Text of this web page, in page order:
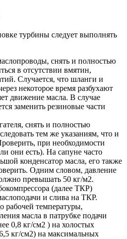
турбины следует выполнять
снять и полностью
в отсутствии вмятин,
Случается, что шланги и
некоторое время разбухают
движение масла. В случае
заменить резиновые части
снять и полностью
тем же указаниям, что и
при необходимости
они есть). На сапуне часто
конденсатор масла, его также
Одним словом, давление
превышать 50 кг/м2.
(далее ТКР)
и слива на ТКР.
рабочей температуры,
масла в патрубке подачи
0,8 кг/см2 ) на холостых
кг/см2) на максимальных